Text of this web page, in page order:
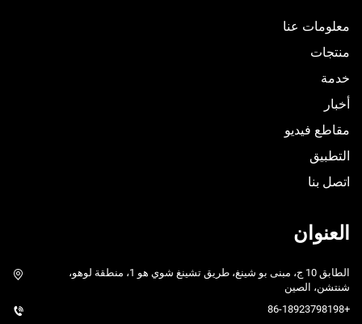
معلومات عنا
منتجات
خدمة
أخبار
مقاطع فيديو
التطبيق
اتصل بنا
العنوان
الطابق 10 ج، مبنى بو شينغ، طريق تشينغ شوي هو 1، منطقة لوهو،
شنتشن، الصين
+86-18923798198